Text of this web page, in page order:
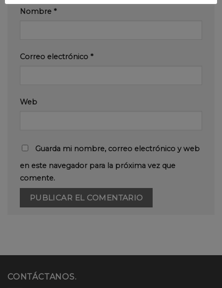
Nombre *
Correo electrónico *
Web
Guarda mi nombre, correo electrónico y web
en este navegador para la próxima vez que
comente.
CONTÁCTANOS.